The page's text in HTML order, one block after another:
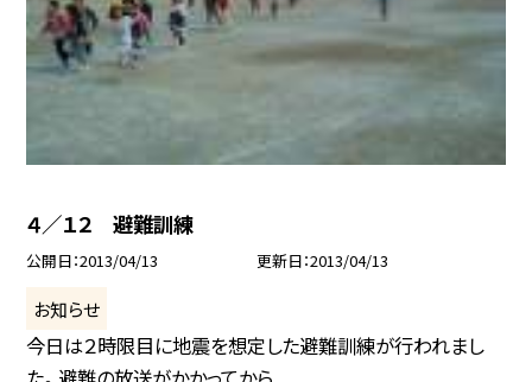
４／１２ 避難訓練
公開日 2013/04/13 更新日 2013/04/13
お知らせ
今日は２時限目に地震を想定した避難訓練が行われまし